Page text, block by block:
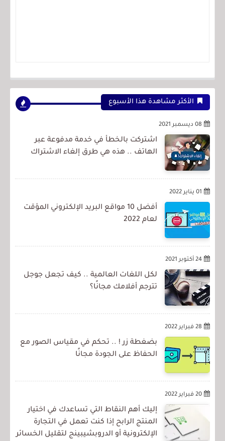
الأكثر مشاهدة هذا الأسبوع
08 ديسمبر 2021
اشتركت بالخطأ في خدمة مدفوعة عبر
الهاتف .. هذه هي طرق إلغاء الاشتراك
01 يناير 2022
أفضل 10 مواقع البريد الإلكتروني المؤقت
لعام 2022
24 أكتوبر 2021
لكل اللغات العالمية .. كيف تجعل جوجل
تترجم أفلامك مجانًا؟
28 فبراير 2022
بضغطة زر ! .. تحكم في مقياس الصور مع
الحفاظ على الجودة مجانًا
20 فبراير 2022
إليك أهم النقاط التي تساعدك في اختيار
المنتج الرابح إذا كنت تعمل في التجارة
الإلكترونية أو الدروبشيبينج لتقليل الخسائر